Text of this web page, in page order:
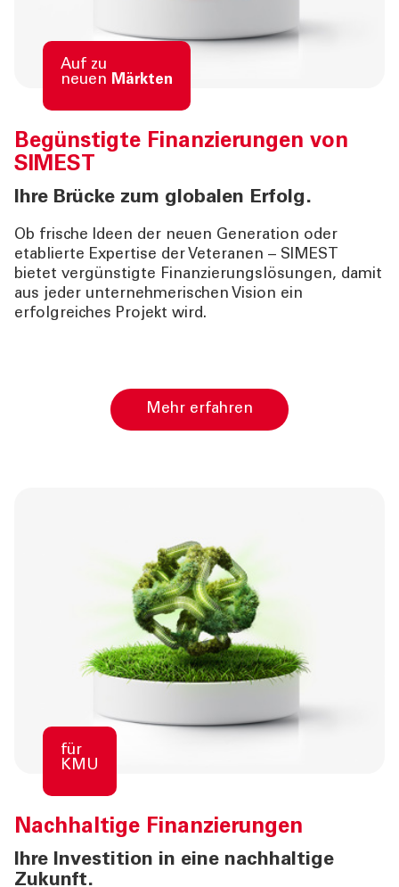
Auf zu
neuen Märkten
Begünstigte Finanzierungen von
SIMEST
Ihre Brücke zum globalen Erfolg.
Ob frische Ideen der neuen Generation oder
etablierte Expertise der Veteranen – SIMEST
bietet vergünstigte Finanzierungslösungen, damit
aus jeder unternehmerischen Vision ein
erfolgreiches Projekt wird.
Mehr erfahren
für
KMU
Nachhaltige Finanzierungen
Ihre Investition in eine nachhaltige
Zukunft.